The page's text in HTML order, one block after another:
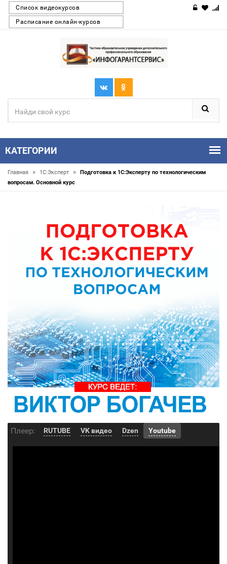
Список видеокурсов
Расписание онлайн-курсов
КАТЕГОРИИ
Главная » 1С:Эксперт »
Подготовка к 1С:Эксперту по технологическим
вопросам. Основной курс
Плеер: RUTUBE VK видео Dzen Youtube